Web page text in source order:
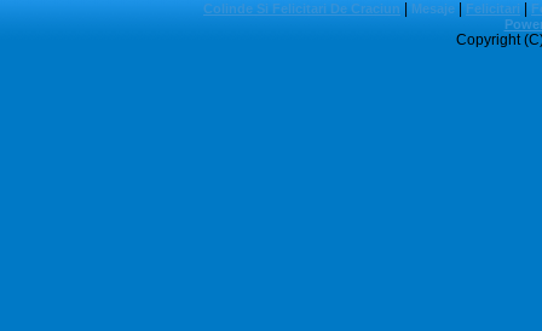
Colinde Si Felicitari De Craciun Mesaje Felicitari
Copyright